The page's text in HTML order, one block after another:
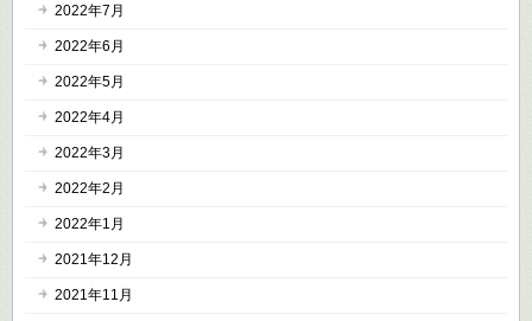
2022年7月
2022年6月
2022年5月
2022年4月
2022年3月
2022年2月
2022年1月
2021年12月
2021年11月